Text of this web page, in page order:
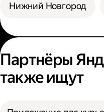
Нижний Новгород
Партнёры
также ищут